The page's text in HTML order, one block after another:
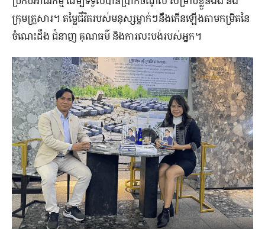
ក្រុម​គ្រួសារ។ តម្លៃ​ជីវិត​របស់​មនុស្ស​ម្នាក់​ៗ​នឹង​កើន​ឡើង​តាម​កម្រិត​នៃ​
ចំណេះដឹង ជំនាញ គុណធម៌ និង​ការ​លះបង់​របស់​អ្នក។